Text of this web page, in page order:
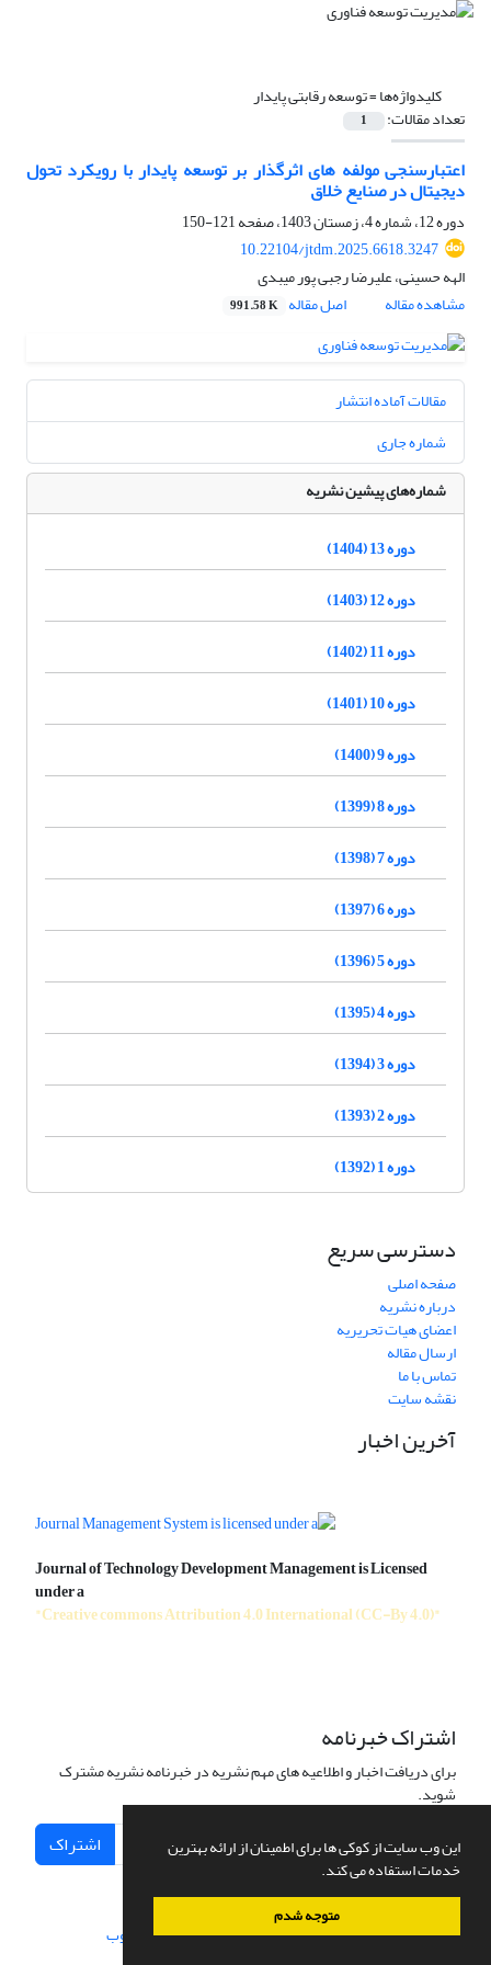
این وب سایت از کوکی ها برای اطمینان از ارائه بهترین
خدمات استفاده می کند.
متوجه شدم
کلیدواژه‌ها =توسعه رقابتی پایدار
تعداد مقالات: 1
اعتبارسنجی مولفه های اثرگذار بر توسعه پایدار با رویکرد تحول
دیجیتال در صنایع خلاق
دوره 12، شماره 4، زمستان 1403، صفحه
121-150
10.22104/jtdm.2025.6618.3247
الهه حسینی، علیرضا رجبی پور میبدی
مشاهده مقاله
اصل مقاله 991.58 K
مقالات آماده انتشار
شماره جاری
شماره‌های پیشین نشریه
دوره 13 (1404)
دوره 12 (1403)
دوره 11 (1402)
دوره 10 (1401)
دوره 9 (1400)
دوره 8 (1399)
دوره 7 (1398)
دوره 6 (1397)
دوره 5 (1396)
دوره 4 (1395)
دوره 3 (1394)
دوره 2 (1393)
دوره 1 (1392)
دسترسی سریع
صفحه اصلی
درباره نشریه
اعضای هیات تحریریه
ارسال مقاله
تماس با ما
نقشه سایت
آخرین اخبار
Journal of Technology Development Management is Licensed
under a
"Creative commons Attribution 4.0 International (CC-By 4.0)"
اشتراک خبرنامه
برای دریافت اخبار و اطلاعیه های مهم نشریه در خبرنامه نشریه مشترک
شوید.
اشتراک
سامانه مدیریت نشریات علمی.طراحی و پیاده سازی از سیناوب